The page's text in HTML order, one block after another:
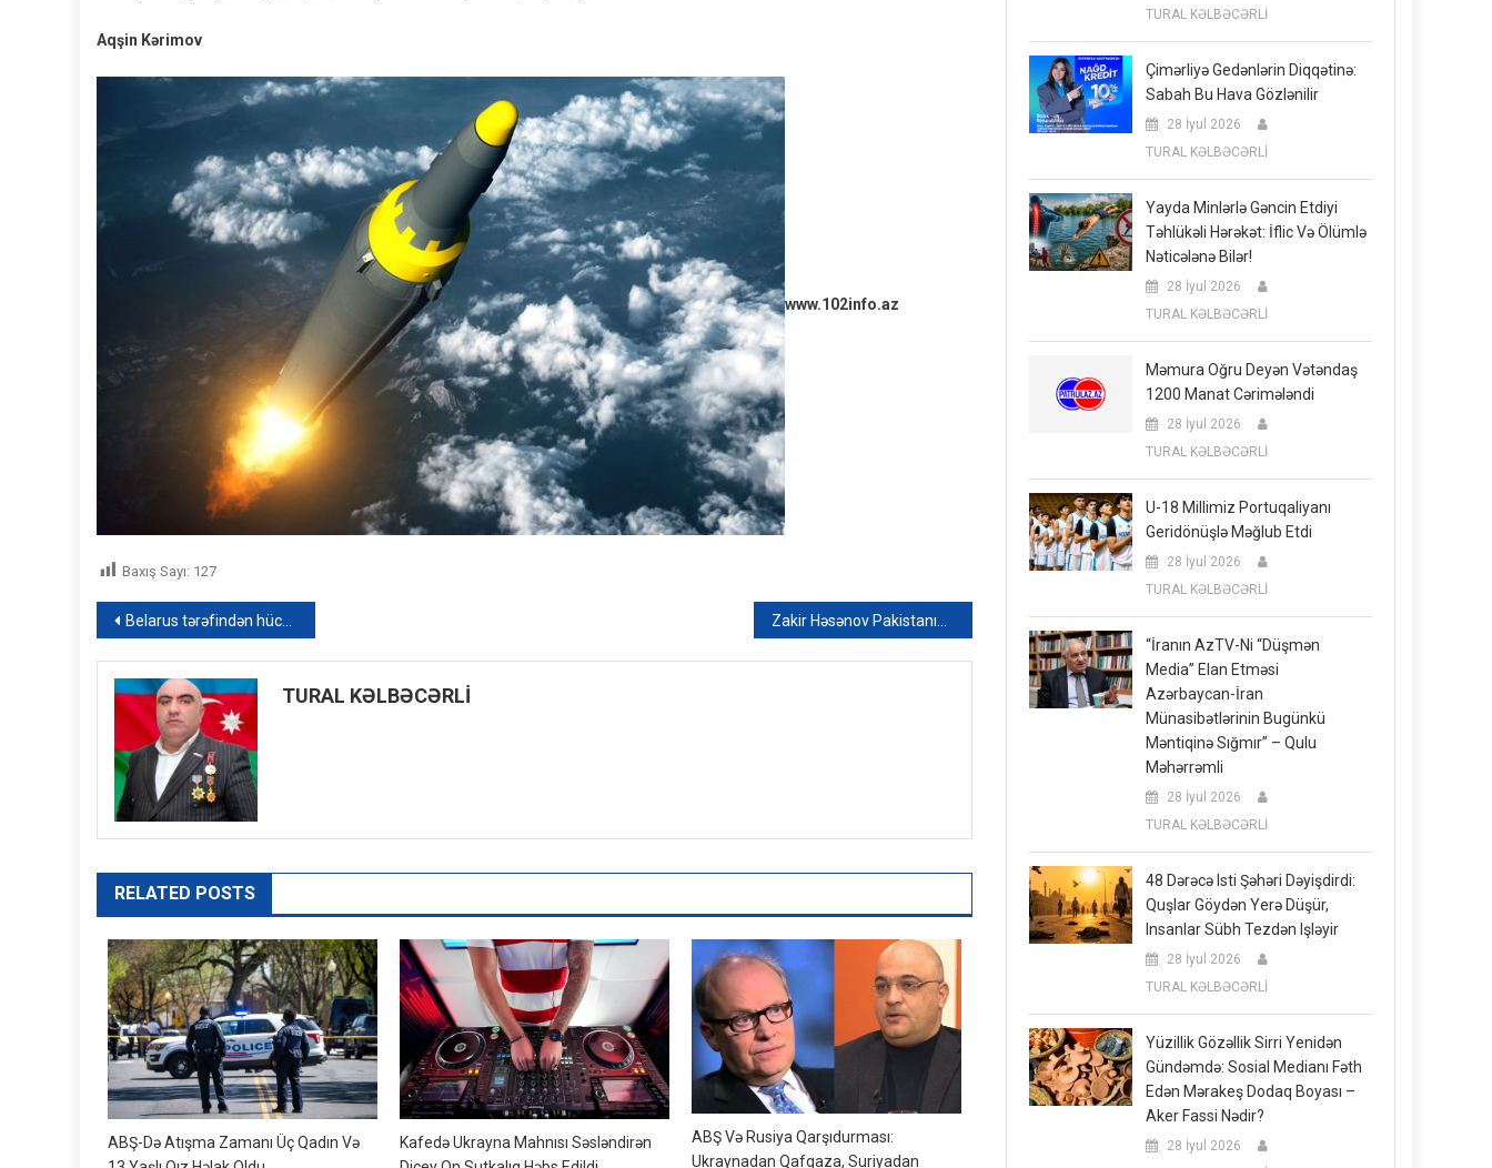
Aqşin Kərimov
www.102info.az
Baxış Sayı: 127
Yazı
naviqasiyası
Belarus tərəfindən hücum gözlənilir: Kiyevin aqibəti necə olacaq? – VİDEO
TURAL KƏLBƏCƏRLİ
RELATED POSTS
ABŞ-Də Atışma Zamanı Üç Qadın Və
Kafedə Ukrayna Mahnısı Səsləndirən
ABŞ Və Rusiya Qarşıdurması:
Ukraynadan Qafqaza, Suriyadan
TURAL KƏLBƏCƏRLİ
Çimərliyə Gedənlərin Diqqətinə:
Sabah Bu Hava Gözlənilir
28 İyul 2026
TURAL KƏLBƏCƏRLİ
Yayda Minlərlə Gəncin Etdiyi
Təhlükəli Hərəkət: İflic Və Ölümlə
Nəticələnə Bilər!
28 İyul 2026
TURAL KƏLBƏCƏRLİ
Məmura Oğru Deyən Vətəndaş
1200 Manat Cərimələndi
28 İyul 2026
TURAL KƏLBƏCƏRLİ
U-18 Millimiz Portuqaliyanı
Geridönüşlə Məğlub Etdi
28 İyul 2026
TURAL KƏLBƏCƏRLİ
“İranın AzTV-Ni “düşmən
Media” Elan Etməsi
Azərbaycan-İran
Münasibətlərinin Bugünkü
Məntiqinə Sığmır” – Qulu
Məhərrəmli
28 İyul 2026
TURAL KƏLBƏCƏRLİ
48 Dərəcə Isti Şəhəri Dəyişdirdi:
Quşlar Göydən Yerə Düşür,
Insanlar Sübh Tezdən Işləyir
28 İyul 2026
TURAL KƏLBƏCƏRLİ
Yüzillik Gözəllik Sirri Yenidən
Gündəmdə: Sosial Medianı Fəth
Edən Mərakeş Dodaq Boyası –
Aker Fassi Nədir?
28 İyul 2026